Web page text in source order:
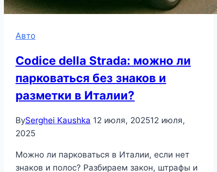
Авто
Codice della Strada: можно ли
парковаться без знаков и
разметки в Италии?
BySerghei Kaushka 12 июля, 202512 июля,
2025
Можно ли парковаться в Италии, если нет
знаков и полос? Разбираем закон, штрафы и